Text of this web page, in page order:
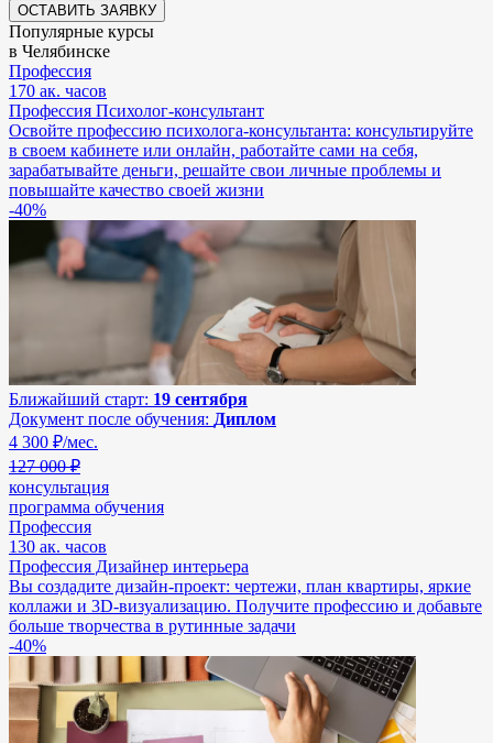
ОСТАВИТЬ ЗАЯВКУ
Популярные курсы
в Челябинске
Профессия
170 ак. часов
Профессия Психолог-консультант
Освойте профессию психолога-консультанта: консультируйте
в своем кабинете или онлайн, работайте сами на себя,
зарабатывайте деньги, решайте свои личные проблемы и
повышайте качество своей жизни
-40%
Ближайший старт: 19 сентября
Документ после обучения: Диплом
4 300 ₽/мес.
127 000 ₽
консультация
программа обучения
Профессия
130 ак. часов
Профессия Дизайнер интерьера
Вы создадите дизайн-проект: чертежи, план квартиры, яркие
коллажи и 3D-визуализацию. Получите профессию и добавьте
больше творчества в рутинные задачи
-40%